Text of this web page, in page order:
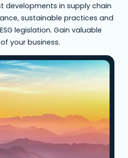
developments in supply chain
sustainable practices and
legislation. Gain valuable
your business.